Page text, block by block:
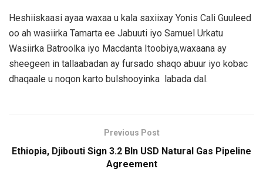
Heshiiskaasi ayaa waxaa u kala saxiixay Yonis Cali Guuleed
oo ah wasiirka Tamarta ee Jabuuti iyo Samuel Urkatu
Wasiirka Batroolka iyo Macdanta Itoobiya,waxaana ay
sheegeen in tallaabadan ay fursado shaqo abuur iyo kobac
dhaqaale u noqon karto bulshooyinka labada dal.
Previous Post
Ethiopia, Djibouti Sign 3.2 Bln USD Natural Gas Pipeline
Agreement